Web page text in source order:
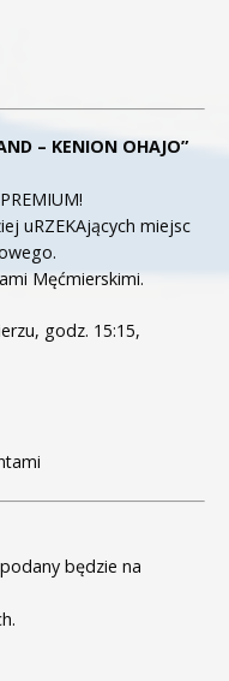
– KENION OHAJO”
uRZEKAjących miejsc
Męćmierskimi.
godz. 15:15,
będzie na